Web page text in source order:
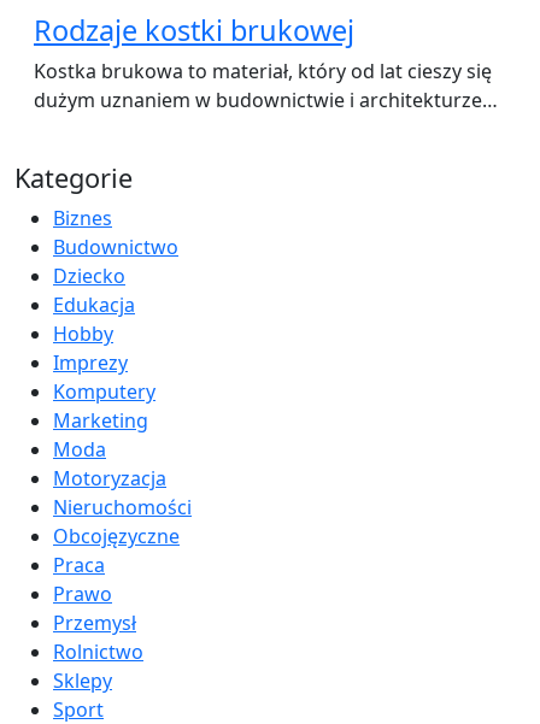
Rodzaje kostki brukowej
Kostka brukowa to materiał, który od lat cieszy się
dużym uznaniem w budownictwie i architekturze…
Kategorie
Biznes
Budownictwo
Dziecko
Edukacja
Hobby
Imprezy
Komputery
Marketing
Moda
Motoryzacja
Nieruchomości
Obcojęzyczne
Praca
Prawo
Przemysł
Rolnictwo
Sklepy
Sport